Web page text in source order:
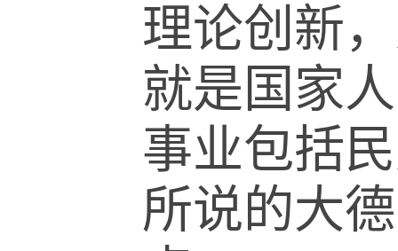
理论创新
就是国家
事业包括
所说的大